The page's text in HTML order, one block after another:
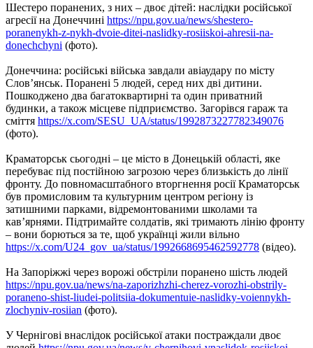
Шестеро поранених, з них – двоє дітей: наслідки російської
агресії на Донеччині https://npu.gov.ua/news/shestero-
poranenykh-z-nykh-dvoie-ditei-naslidky-rosiiskoi-ahresii-na-
donechchyni (фото).
Донеччина: російські війська завдали авіаудару по місту
Слов’янськ. Поранені 5 людей, серед них дві дитини.
Пошкоджено два багатоквартирні та один приватний
будинки, а також місцеве підприємство. Загорівся гараж та
сміття https://x.com/SESU_UA/status/1992873227782349076
(фото).
Краматорськ сьогодні – це місто в Донецькій області, яке
перебуває під постійною загрозою через близькість до лінії
фронту. До повномасштабного вторгнення росії Краматорськ
був промисловим та культурним центром регіону із
затишними парками, відремонтованими школами та
кав’ярнями. Підтримайте солдатів, які тримають лінію фронту
– вони борються за те, щоб українці жили вільно
https://x.com/U24_gov_ua/status/1992668695462592778 (відео).
На Запоріжжі через ворожі обстріли поранено шість людей
https://npu.gov.ua/news/na-zaporizhzhi-cherez-vorozhi-obstrily-
poraneno-shist-liudei-politsiia-dokumentuie-naslidky-voiennykh-
zlochyniv-rosiian (фото).
У Чернігові внаслідок російської атаки постраждали двоє